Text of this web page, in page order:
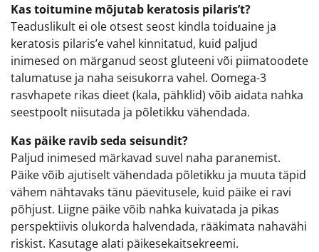
Kas toitumine mõjutab keratosis pilaris’t?
Teaduslikult ei ole otsest seost kindla toiduaine ja
keratosis pilaris’e vahel kinnitatud, kuid paljud
inimesed on märganud seost gluteeni või piimatoodete
talumatuse ja naha seisukorra vahel. Oomega-3
rasvhapete rikas dieet (kala, pähklid) võib aidata nahka
seestpoolt niisutada ja põletikku vähendada.
Kas päike ravib seda seisundit?
Paljud inimesed märkavad suvel naha paranemist.
Päike võib ajutiselt vähendada põletikku ja muuta täpid
vähem nähtavaks tänu päevitusele, kuid päike ei ravi
põhjust. Liigne päike võib nahka kuivatada ja pikas
perspektiivis olukorda halvendada, rääkimata nahavähi
riskist. Kasutage alati päikesekaitsekreemi.